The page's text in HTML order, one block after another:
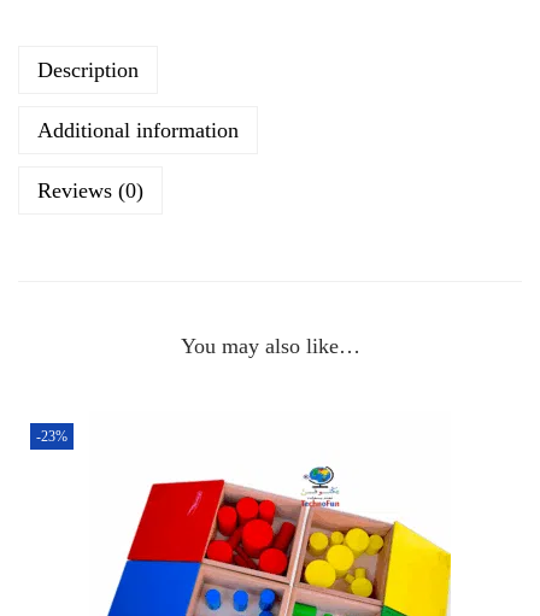
Description
Additional information
Reviews (0)
You may also like…
-23%